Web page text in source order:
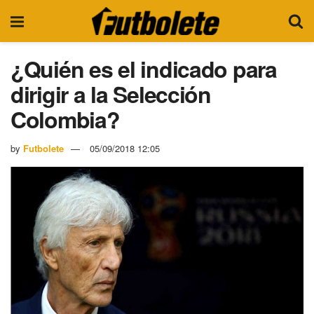
¿Quién es el indicado para
dirigir a la Selección
Colombia?
by Futbolete 05/09/2018 12:05